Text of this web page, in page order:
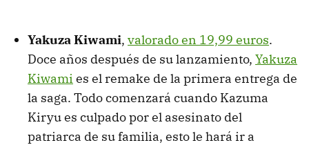
Yakuza Kiwami, valorado en 19,99 euros.
Doce años después de su lanzamiento, Yakuza
Kiwami es el remake de la primera entrega de
la saga. Todo comenzará cuando Kazuma
Kiryu es culpado por el asesinato del
patriarca de su familia, esto le hará ir a